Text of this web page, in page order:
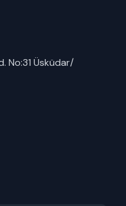
No:31 Üsküdar/